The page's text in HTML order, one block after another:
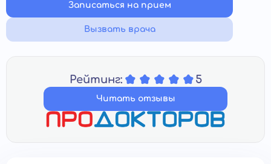
Записаться на прием
Вызвать врача
Рейтинг: 5
Читать отзывы